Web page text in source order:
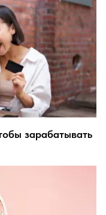
зарабатывать